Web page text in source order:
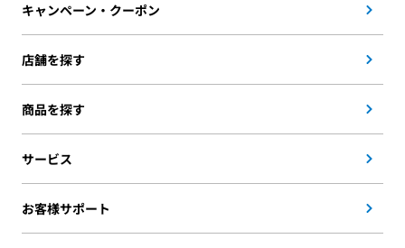
キャンペーン・クーポン
店舗を探す
商品を探す
サービス
お客様サポート